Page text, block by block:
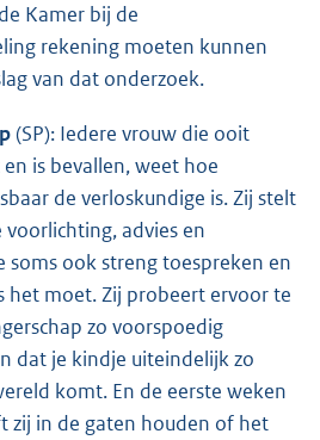
Kamer bij de
rekening moeten kunnen
van dat onderzoek.
(SP): Iedere vrouw die ooit
is bevallen, weet hoe
de verloskundige is. Zij stelt
voorlichting, advies en
soms ook streng toespreken en
het moet. Zij probeert ervoor te
zo voorspoedig
dat je kindje uiteindelijk zo
komt. En de eerste weken
zij in de gaten houden of het